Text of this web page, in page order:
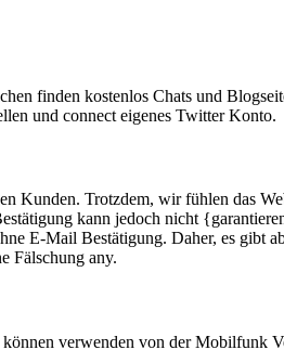
finden kostenlos Chats und
und connect eigenes Twitter Konto.
Kunden. Trotzdem, wir fühlen das
kann jedoch nicht
E-Mail Bestätigung. Daher, es gibt
Fälschung any.
verwenden von der